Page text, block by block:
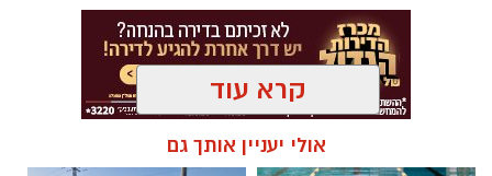
קרא עוד
אולי יעניין אותך גם